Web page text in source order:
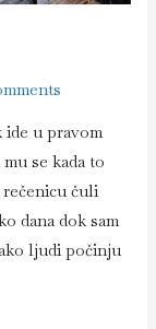
ide u pravom
se kada to
rečenicu čuli
dana dok sam
ljudi počinju